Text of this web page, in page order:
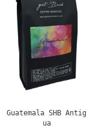
Guatemala SHB Antig
ua